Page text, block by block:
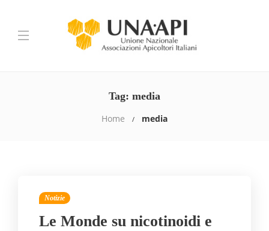
Tag: media
Home media
Notizie
Le Monde su nicotinoidi e